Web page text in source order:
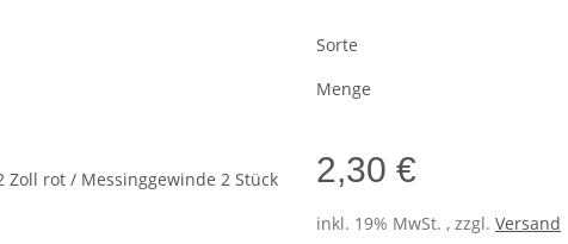
Sorte
Menge
2,30 €
inkl. 19% MwSt. , zzgl. Versand